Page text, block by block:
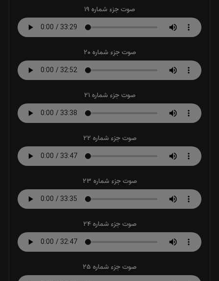
صوت جزء شماره 19
صوت جزء شماره 20
صوت جزء شماره 21
صوت جزء شماره 22
صوت جزء شماره 23
صوت جزء شماره 24
صوت جزء شماره 25